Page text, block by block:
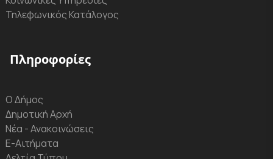
Τηλεφωνικός Κατάλογος
Πληροφορίες
Ο Δήμος
Δημοτική Αρχή
Νέα - Ανακοινώσεις
Ε-Αιτήματα